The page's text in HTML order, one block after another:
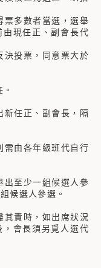
票多數者當選，選舉
現任正、副會長代
決投票，同意票大於
新任正、副會長，隔
需由各年級班代自行
出至少一組候選人參
候選人參選。
其責時，如出席狀況
會長須另覓人選代